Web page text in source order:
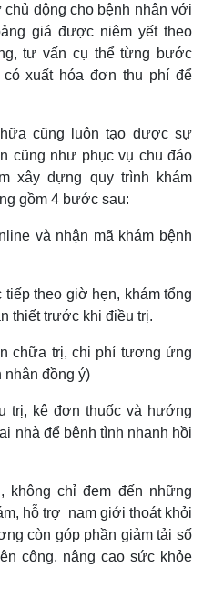
động cho bệnh nhân với
giá được niêm yết theo
tư vấn cụ thể từng bước
xuất hóa đơn thu phí để
cũng luôn tạo được sự
cũng như phục vụ chu đáo
xây dựng quy trình khám
gồm 4 bước sau:
và nhận mã khám bệnh
theo giờ hẹn, khám tổng
thiết trước khi điều trị.
chữa trị, chi phí tương ứng
nhân đồng ý)
trị, kê đơn thuốc và hướng
nhà để bệnh tình nhanh hồi
chỉ đem đến những
hỗ trợ nam giới thoát khỏi
còn góp phần giảm tải số
công, nâng cao sức khỏe